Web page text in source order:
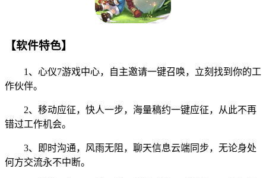
【软件特色】
1、心仪7游戏中心，自主邀请一键召唤，立刻找到你的工
作伙伴。
2、移动应征，快人一步，海量稿约一键应征，从此不再
错过工作机会。
3、即时沟通，风雨无阻，聊天信息云端同步，无论身处
何方交流永不中断。